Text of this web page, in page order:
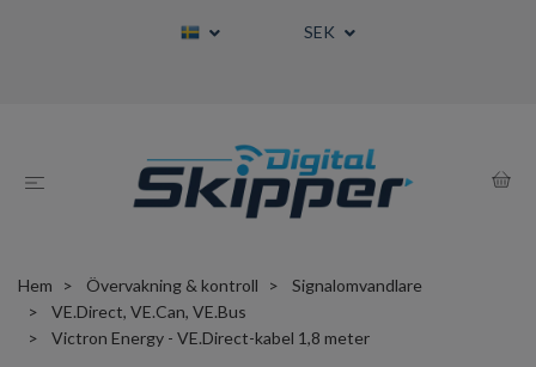
SEK
Hem Övervakning & kontroll
Signalomvandlare
VE.Direct, VE.Can, VE.Bus
Victron Energy - VE.Direct-kabel 1,8 meter